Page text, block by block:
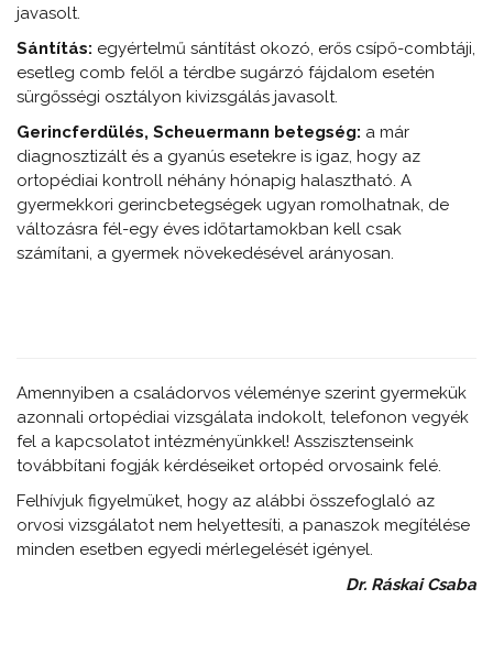
javasolt.
Sántítás: egyértelmű sántítást okozó, erős csípő-combtáji,
esetleg comb felől a térdbe sugárzó fájdalom esetén
sürgősségi osztályon kivizsgálás javasolt.
Gerincferdülés, Scheuermann betegség: a már
diagnosztizált és a gyanús esetekre is igaz, hogy az
ortopédiai kontroll néhány hónapig halasztható. A
gyermekkori gerincbetegségek ugyan romolhatnak, de
változásra fél-egy éves időtartamokban kell csak
számítani, a gyermek növekedésével arányosan.
Amennyiben a családorvos véleménye szerint gyermekük
azonnali ortopédiai vizsgálata indokolt, telefonon vegyék
fel a kapcsolatot intézményünkkel! Asszisztenseink
továbbítani fogják kérdéseiket ortopéd orvosaink felé.
Felhívjuk figyelmüket, hogy az alábbi összefoglaló az
orvosi vizsgálatot nem helyettesíti, a panaszok megítélése
minden esetben egyedi mérlegelését igényel.
Dr. Ráskai Csaba